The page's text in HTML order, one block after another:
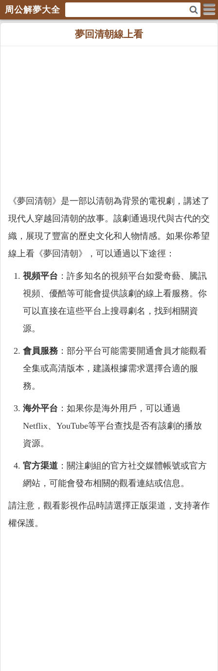
周公解夢大全
夢回清朝線上看
《夢回清朝》是一部以清朝為背景的電視劇，講述了
現代人穿越回清朝的故事。該劇通過現代與古代的交
織，展現了豐富的歷史文化和人物情感。如果你希望
線上看《夢回清朝》，可以通過以下途徑：
視頻平台 ：許多知名的視頻平台如愛奇藝、騰訊
視頻、優酷等可能會提供該劇的線上看服務。你
可以直接在這些平台上搜尋劇名，找到相關資
源。
會員服務 ：部分平台可能需要開通會員才能觀看
全集或高清版本，建議根據需求選擇合適的服
務。
海外平台 ：如果你是海外用戶，可以通過
Netflix、YouTube等平台查找是否有該劇的播放
資源。
官方渠道 ：關注劇組的官方社交媒體帳號或官方
網站，可能會發布相關的觀看連結或信息。
請注意，觀看影視作品時請選擇正版渠道，支持著作
權保護。